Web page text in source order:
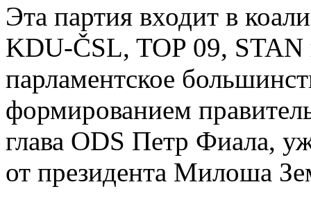
Эта партия входит в
KDU-ČSL, TOP 09, STAN
парламентское
формированием
глава ODS Петр Фиала,
от президента Милоша